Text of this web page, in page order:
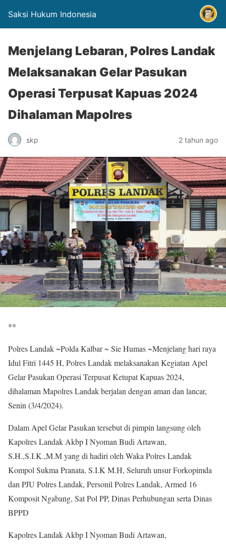
Saksi Hukum Indonesia
Menjelang Lebaran, Polres Landak
Melaksanakan Gelar Pasukan
Operasi Terpusat Kapuas 2024
Dihalaman Mapolres
skp 2 tahun ago
**
Polres Landak ~Polda Kalbar ~ Sie Humas ~Menjelang hari raya
Idul Fitri 1445 H, Polres Landak melaksanakan Kegiatan Apel
Gelar Pasukan Operasi Terpusat Ketupat Kapuas 2024,
dihalaman Mapolres Landak berjalan dengan aman dan lancar,
Senin (3/4/2024).
Dalam Apel Gelar Pasukan tersebut di pimpin langsung oleh
Kapolres Landak Akbp I Nyoman Budi Artawan,
S.H.,S.I.K.,M.M yang di hadiri oleh Waka Polres Landak
Kompol Sukma Pranata, S.I.K M.H, Seluruh unsur Forkopimda
dan PJU Polres Landak, Personil Polres Landak, Armed 16
Komposit Ngabang, Sat Pol PP, Dinas Perhubungan serta Dinas
BPPD
Kapolres Landak Akbp I Nyoman Budi Artawan,